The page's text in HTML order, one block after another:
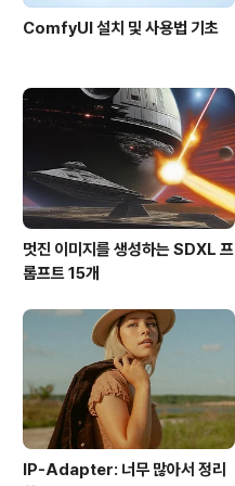
ComfyUI 설치 및 사용법 기초
멋진 이미지를 생성하는 SDXL 프
롬프트 15개
IP-Adapter: 너무 많아서 정리